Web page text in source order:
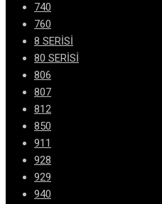
740
760
8 SERİSİ
80 SERİSİ
806
807
812
850
911
928
929
940